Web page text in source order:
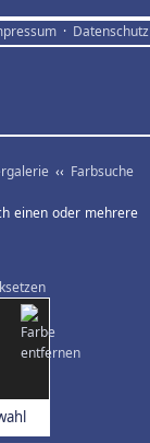
· Datenschutz
‹‹ Farbsuche
einen oder mehrere